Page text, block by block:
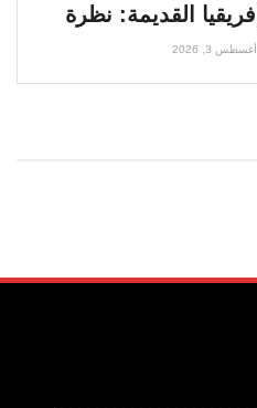
القديمة: نظرة
أغسطس 3, 2026